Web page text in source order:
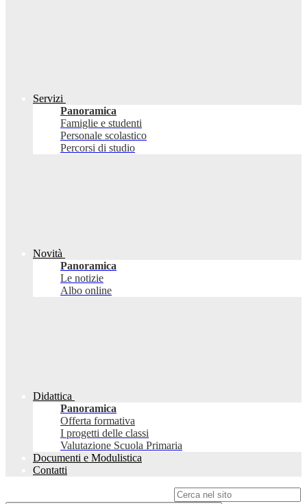
Servizi
Panoramica
Famiglie e studenti
Personale scolastico
Percorsi di studio
Novità
Panoramica
Le notizie
Albo online
Didattica
Panoramica
Offerta formativa
I progetti delle classi
Valutazione Scuola Primaria
Documenti e Modulistica
Contatti